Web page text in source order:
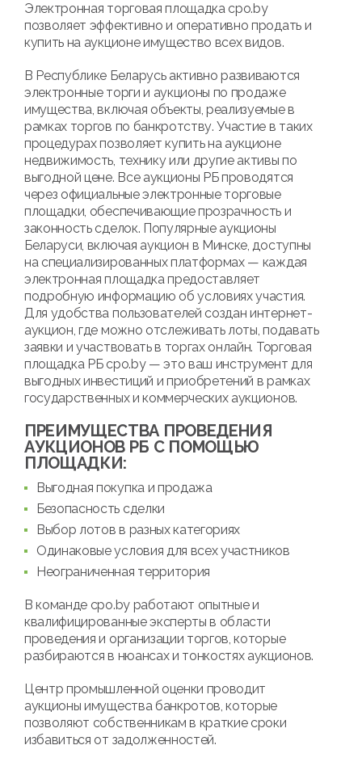
Электронная торговая площадка cpo.by
позволяет эффективно и оперативно продать и
купить на аукционе имущество всех видов.
В Республике Беларусь активно развиваются
электронные торги и аукционы по продаже
имущества, включая объекты, реализуемые в
рамках торгов по банкротству. Участие в таких
процедурах позволяет купить на аукционе
недвижимость, технику или другие активы по
выгодной цене. Все аукционы РБ проводятся
через официальные электронные торговые
площадки, обеспечивающие прозрачность и
законность сделок. Популярные аукционы
Беларуси, включая аукцион в Минске, доступны
на специализированных платформах — каждая
электронная площадка предоставляет
подробную информацию об условиях участия.
Для удобства пользователей создан интернет-
аукцион, где можно отслеживать лоты, подавать
заявки и участвовать в торгах онлайн. Торговая
площадка РБ cpo.by — это ваш инструмент для
выгодных инвестиций и приобретений в рамках
государственных и коммерческих аукционов.
ПРЕИМУЩЕСТВА ПРОВЕДЕНИЯ
АУКЦИОНОВ РБ С ПОМОЩЬЮ
ПЛОЩАДКИ:
Выгодная покупка и продажа
Безопасность сделки
Выбор лотов в разных категориях
Одинаковые условия для всех участников
Неограниченная территория
В команде cpo.by работают опытные и
квалифицированные эксперты в области
проведения и организации торгов, которые
разбираются в нюансах и тонкостях аукционов.
Центр промышленной оценки проводит
аукционы имущества банкротов, которые
позволяют собственникам в краткие сроки
избавиться от задолженностей.